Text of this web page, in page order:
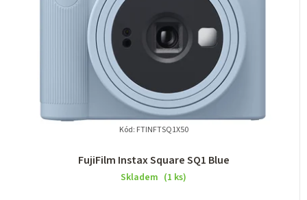
FujiFilm Instax Square SQ1 Blue
Skladem (1 ks)
Kód: FTINFTSQ1X50